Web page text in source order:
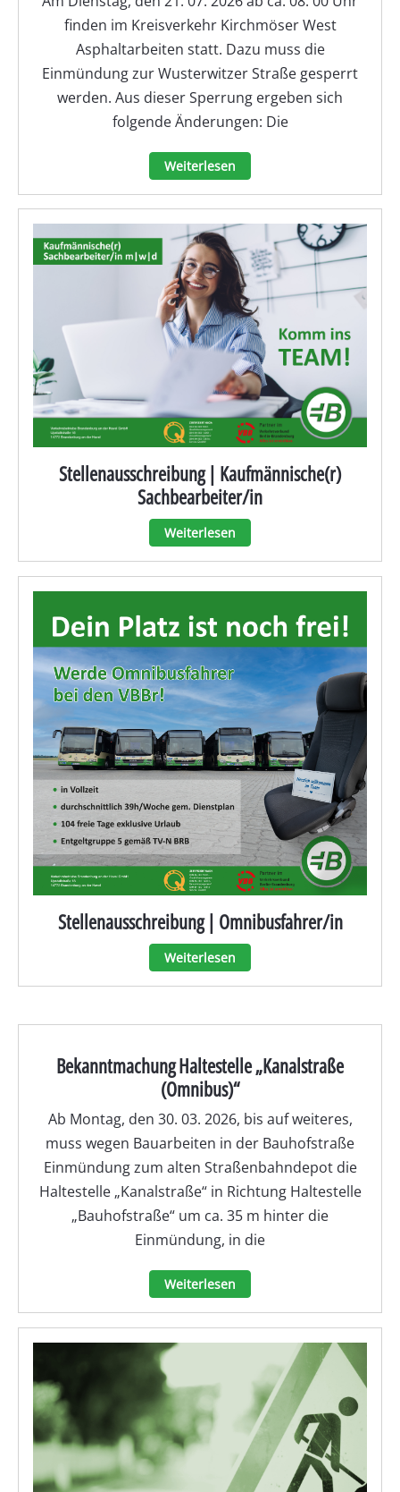
finden im Kreisverkehr Kirchmöser West
Asphaltarbeiten statt. Dazu muss die
Einmündung zur Wusterwitzer Straße gesperrt
werden. Aus dieser Sperrung ergeben sich
folgende Änderungen: Die
Weiterlesen
Stellenausschreibung | Kaufmännische(r)
Sachbearbeiter/in
Weiterlesen
Stellenausschreibung | Omnibusfahrer/in
Weiterlesen
Bekanntmachung Haltestelle „Kanalstraße
(Omnibus)“
Ab Montag, den 30. 03. 2026, bis auf weiteres,
muss wegen Bauarbeiten in der Bauhofstraße
Einmündung zum alten Straßenbahndepot die
Haltestelle „Kanalstraße“ in Richtung Haltestelle
„Bauhofstraße“ um ca. 35 m hinter die
Einmündung, in die
Weiterlesen